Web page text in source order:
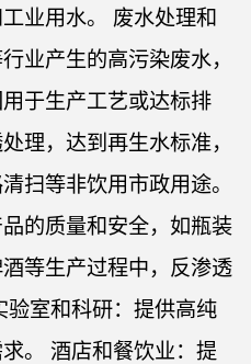
业用水。 废水处理和
业产生的高污染废水，
于生产工艺或达标排
理，达到再生水标准，
扫等非饮用市政用途。
的质量和安全，如瓶装
等生产过程中，反渗透
验室和科研：提供高纯
。 酒店和餐饮业：提